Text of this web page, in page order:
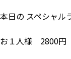
本日の スペシャル
お１人様 2800円